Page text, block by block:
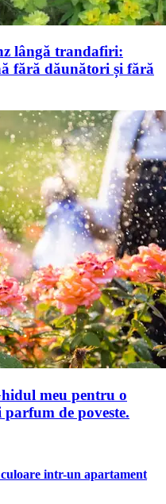
lângă trandafiri:
fără dăunători și fără
meu pentru o
de poveste.
culoare intr-un apartament